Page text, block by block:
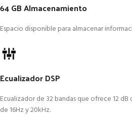
64 GB Almacenamiento
Espacio disponible para almacenar
Ecualizador DSP
Ecualizador de 32 bandas que ofrece 12
de 16Hz y 20kHz.